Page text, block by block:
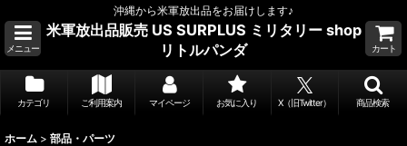
沖縄から米軍放出品をお届けします♪
メニュー
米軍放出品販売 US SURPLUS ミリタリー shop
リトルパンダ
カート
カテゴリ ご利用案内 マイページ お気に入り X（旧Twitter） 商品検索
ホーム > 部品・パーツ